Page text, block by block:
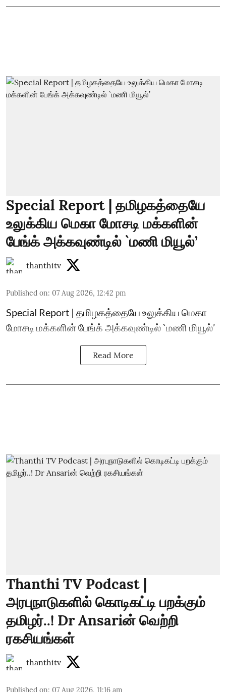
Special Report | தமிழகத்தையே
உலுக்கிய மெகா மோசடி மக்களின்
பேங்க் அக்கவுண்டில் `மணி மியூல்’
thanthitv
Published on: 07 Aug 2026, 12:42 pm
Special Report | தமிழகத்தையே உலுக்கிய மெகா
மோசடி மக்களின் பேங்க் அக்கவுண்டில் `மணி மியூல்’
Read More
Thanthi TV Podcast |
அரபுநாடுகளில் கொடிகட்டி பறக்கும்
தமிழர்..! Dr Ansariன் வெற்றி
ரகசியங்கள்
thanthitv
Published on: 07 Aug 2026, 11:16 am